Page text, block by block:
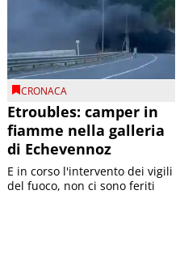
CRONACA
Etroubles: camper in
fiamme nella galleria
di Echevennoz
E in corso l'intervento dei vigili
del fuoco, non ci sono feriti